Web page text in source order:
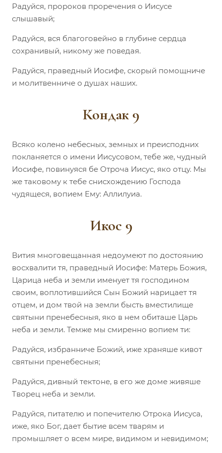
Радуйся, пророков проречения о Иисусе
слышавый;
Радуйся, вся благоговейно в глубине сердца
сохранивый, никому же поведая.
Радуйся, праведный Иосифе, скорый помощниче
и молитвенниче о душах наших.
Кондак 9
Всяко колено небесных, земных и преисподних
покланяется о имени Иисусовом, тебе же, чудный
Иосифе, повинуяся бе Отроча Иисус, яко отцу. Мы
же таковому к тебе снисхождению Господа
чудящеся, вопием Ему: Аллилуиа.
Икос 9
Вития многовещанная недоумеют по достоянию
восхвалити тя, праведный Иосифе: Матерь Божия,
Царица неба и земли именует тя господином
своим, воплотившийся Сын Божий нарицает тя
отцем, и дом твой на земли бысть вместилище
святыни пренебесныя, яко в нем обиташе Царь
неба и земли. Темже мы смиренно вопием ти:
Радуйся, избранниче Божий, иже храняше кивот
святыни пренебесныя;
Радуйся, дивный тектоне, в его же доме живяше
Творец неба и земли.
Радуйся, питателю и попечителю Отрока Иисуса,
иже, яко Бог, дает бытие всем тварям и
промышляет о всем мире, видимом и невидимом;